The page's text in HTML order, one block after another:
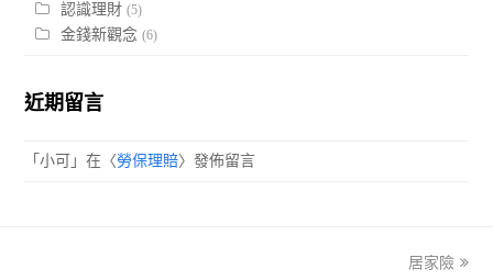
認識理財 (5)
金錢新觀念 (6)
近期留言
「小可 」在〈勞保理賠〉發佈留言
next
居家險